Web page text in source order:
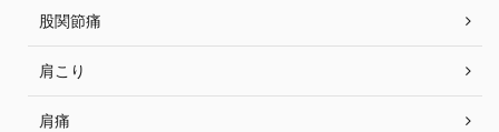
股関節痛
肩こり
肩痛